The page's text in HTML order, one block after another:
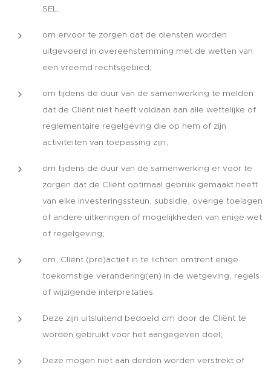
SEL.
om ervoor te zorgen dat de diensten worden
uitgevoerd in overeenstemming met de wetten van
een vreemd rechtsgebied;
om tijdens de duur van de samenwerking te melden
dat de Cliënt niet heeft voldaan aan alle wettelijke of
reglementaire regelgeving die op hem of zijn
activiteiten van toepassing zijn;
om tijdens de duur van de samenwerking er voor te
zorgen dat de Cliënt optimaal gebruik gemaakt heeft
van elke investeringssteun, subsidie, overige toelagen
of andere uitkeringen of mogelijkheden van enige wet
of regelgeving;
om, Cliënt (pro)actief in te lichten omtrent enige
toekomstige verandering(en) in de wetgeving, regels
of wijzigende interpretaties.
Deze zijn uitsluitend bedoeld om door de Cliënt te
worden gebruikt voor het aangegeven doel;
Deze mogen niet aan derden worden verstrekt of